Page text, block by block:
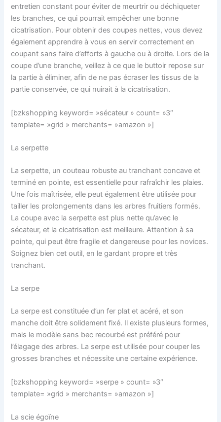
entretien constant pour éviter de meurtrir ou déchiqueter
les branches, ce qui pourrait empêcher une bonne
cicatrisation. Pour obtenir des coupes nettes, vous devez
également apprendre à vous en servir correctement en
coupant sans faire d’efforts à gauche ou à droite. Lors de la
coupe d’une branche, veillez à ce que le buttoir repose sur
la partie à éliminer, afin de ne pas écraser les tissus de la
partie conservée, ce qui nuirait à la cicatrisation.
[bzkshopping keyword= »sécateur » count= »3″
template= »grid » merchants= »amazon »]
La serpette
La serpette, un couteau robuste au tranchant concave et
terminé en pointe, est essentielle pour rafraîchir les plaies.
Une fois maîtrisée, elle peut également être utilisée pour
tailler les prolongements dans les arbres fruitiers formés.
La coupe avec la serpette est plus nette qu’avec le
sécateur, et la cicatrisation est meilleure. Attention à sa
pointe, qui peut être fragile et dangereuse pour les novices.
Soignez bien cet outil, en le gardant propre et très
tranchant.
La serpe
La serpe est constituée d’un fer plat et acéré, et son
manche doit être solidement fixé. Il existe plusieurs formes,
mais le modèle sans bec recourbé est préféré pour
l’élagage des arbres. La serpe est utilisée pour couper les
grosses branches et nécessite une certaine expérience.
[bzkshopping keyword= »serpe » count= »3″
template= »grid » merchants= »amazon »]
La scie égoïne